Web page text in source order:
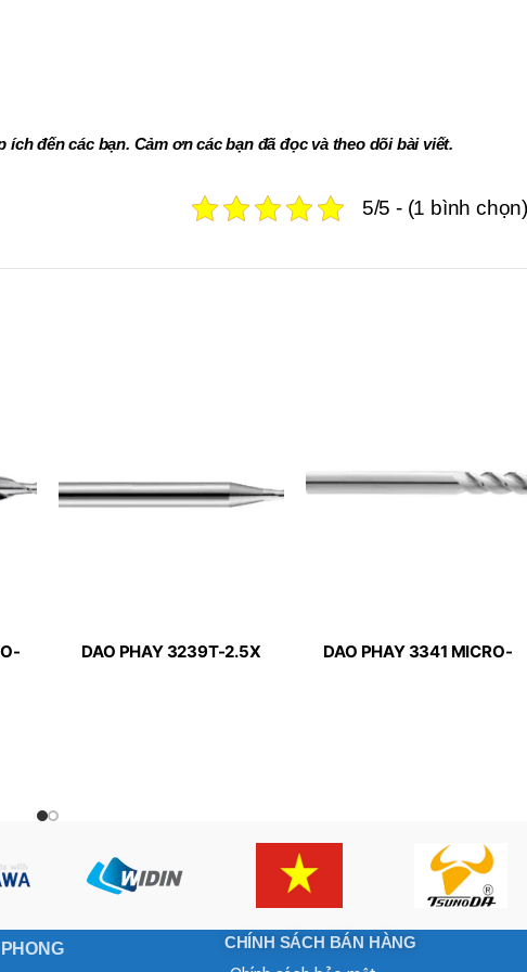
đến các bạn. Cảm ơn các bạn đã đọc và theo dõi bài viết.
5/5 - (1 bình chọn)
DAO PHAY 3239T-2.5X
DAO PHAY 3341 MICRO-
CHÍNH SÁCH BÁN HÀNG